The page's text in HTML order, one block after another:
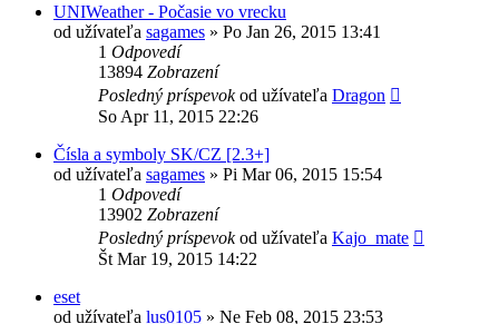
UNIWeather - Počasie vo vrecku
od užívateľa sagames » Po Jan 26, 2015 13:41
1 Odpovedí
13894 Zobrazení
Posledný príspevokod užívateľa Dragon
So Apr 11, 2015 22:26
Čísla a symboly SK/CZ [2.3+]
od užívateľa sagames » Pi Mar 06, 2015 15:54
1 Odpovedí
13902 Zobrazení
Posledný príspevokod užívateľa Kajo_mate
Št Mar 19, 2015 14:22
eset
od užívateľa lus0105 » Ne Feb 08, 2015 23:53